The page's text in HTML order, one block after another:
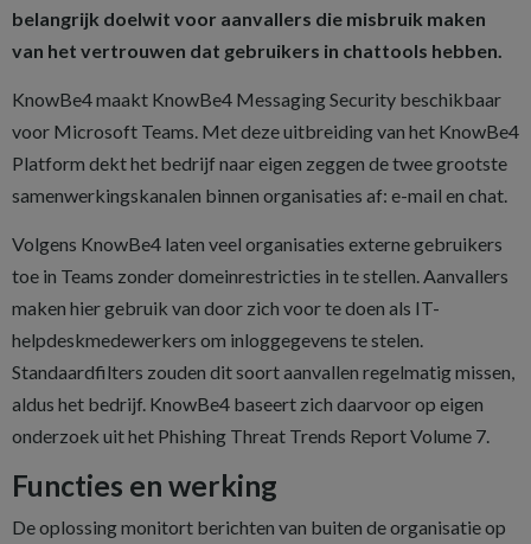
belangrijk doelwit voor aanvallers die misbruik maken
van het vertrouwen dat gebruikers in chattools hebben.
KnowBe4 maakt KnowBe4 Messaging Security beschikbaar
voor Microsoft Teams. Met deze uitbreiding van het KnowBe4
Platform dekt het bedrijf naar eigen zeggen de twee grootste
samenwerkingskanalen binnen organisaties af: e-mail en chat.
Volgens KnowBe4 laten veel organisaties externe gebruikers
toe in Teams zonder domeinrestricties in te stellen. Aanvallers
maken hier gebruik van door zich voor te doen als IT-
helpdeskmedewerkers om inloggegevens te stelen.
Standaardfilters zouden dit soort aanvallen regelmatig missen,
aldus het bedrijf. KnowBe4 baseert zich daarvoor op eigen
onderzoek uit het Phishing Threat Trends Report Volume 7.
Functies en werking
De oplossing monitort berichten van buiten de organisatie op